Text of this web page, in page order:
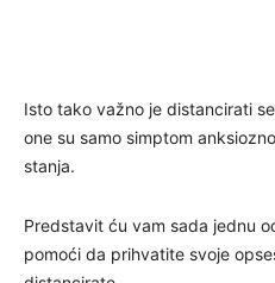
Isto tako važno je distancirati
one su samo simptom
stanja.
Predstavit ću vam sada jednu
pomoći da prihvatite svoje